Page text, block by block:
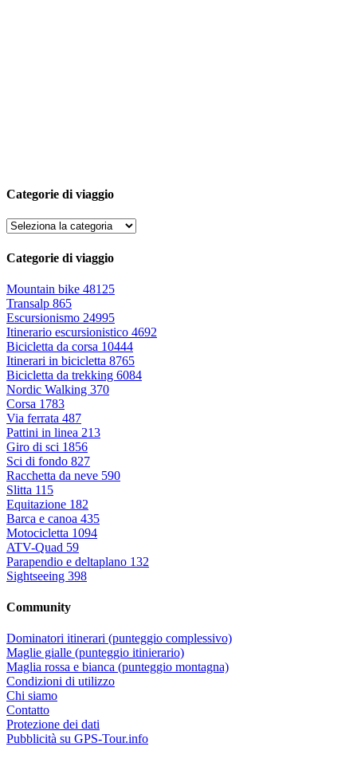
Categorie di viaggio
Categorie di viaggio
Mountain bike 48125
Transalp 865
Escursionismo 24995
Itinerario escursionistico 4692
Bicicletta da corsa 10444
Itinerari in bicicletta 8765
Bicicletta da trekking 6084
Nordic Walking 370
Corsa 1783
Via ferrata 487
Pattini in linea 213
Giro di sci 1856
Sci di fondo 827
Racchetta da neve 590
Slitta 115
Equitazione 182
Barca e canoa 435
Motocicletta 1094
ATV-Quad 59
Parapendio e deltaplano 132
Sightseeing 398
Community
Dominatori itinerari (punteggio complessivo)
Maglie gialle (punteggio itinierario)
Maglia rossa e bianca (punteggio montagna)
Condizioni di utilizzo
Chi siamo
Contatto
Protezione dei dati
Pubblicità su GPS-Tour.info